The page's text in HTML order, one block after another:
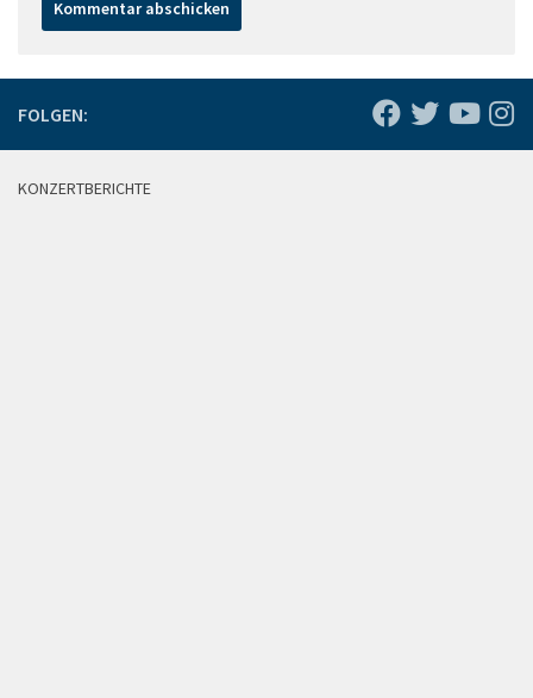
FOLGEN:
KONZERTBERICHTE